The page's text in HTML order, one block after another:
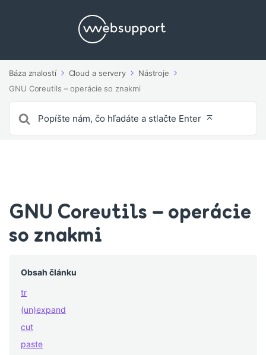
Báza znalostí Cloud a servery
Nástroje
GNU Coreutils – operácie so znakmi
pre
GNU Coreutils – operácie
so znakmi
Obsah článku
tr
(un)expand
cut
paste